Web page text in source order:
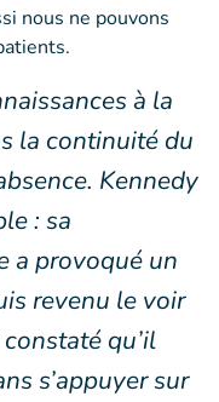
nous ne pouvons
à la
la continuité du
Kennedy
: sa
a provoqué un
revenu le voir
qu’il
s’appuyer sur